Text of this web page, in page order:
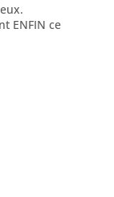
ENFIN ce